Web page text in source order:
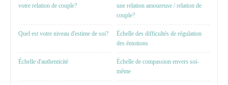
votre relation de couple?
une relation amoureuse / relation de
couple?
Quel est votre niveau d'estime de soi?
Échelle des difficultés de régulation
des émotions
Échelle d'authenticité
Échelle de compassion envers soi-
même